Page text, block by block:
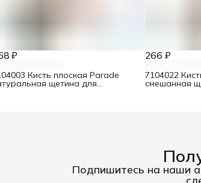
₽
Кисть плоская Parade
щетина для
266 ₽
7104022
смешанная
Подпишитесь на наши